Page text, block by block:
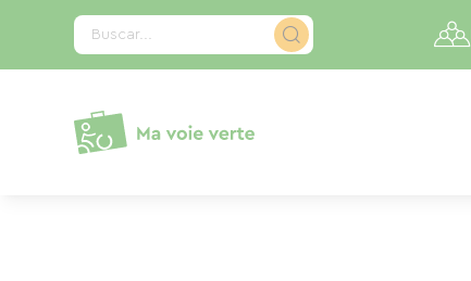
Buscar...
Panel de gestión de cookies